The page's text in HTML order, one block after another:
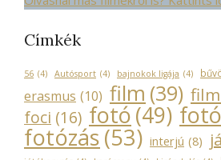
Címkék
56 (4) Autósport (4) bajnokok ligája (4)
erasmus (10) film (39)
foci (16) fotó(49)
fotózás(53) interjú (8)